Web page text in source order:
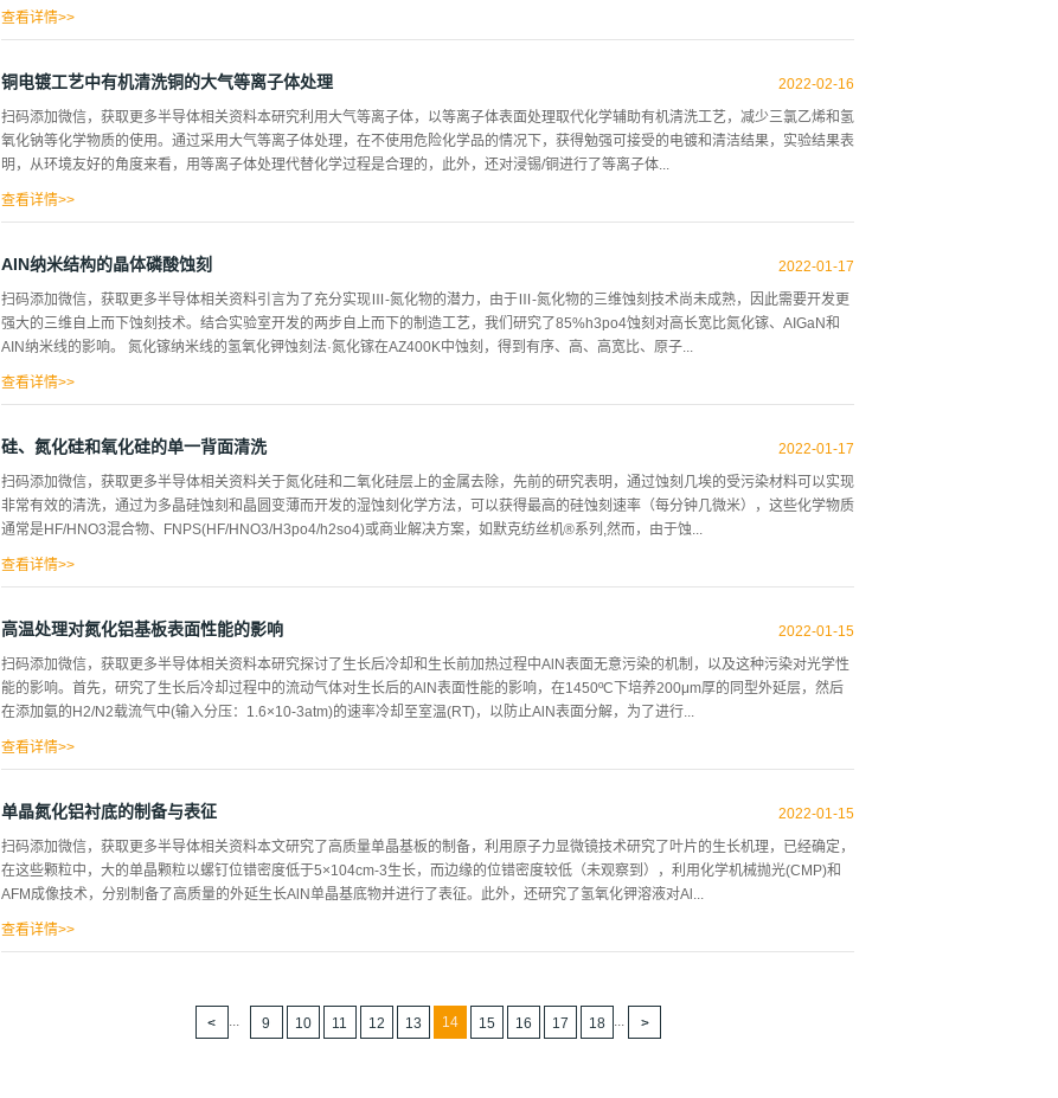
量的表面形状的粗糙度曲线计算的，用SEM观察蚀刻表面的形状，并用俄歇电子能谱分析...
处理是通过将晶圆与临时载体粘合，从而以与传统的较厚晶圆几乎相同的方式处理晶圆。然而，在一些应用中，由于产量、经济、工艺流
薄后）作为制造超薄晶圆的替代方法。它的另一个好处是，完全消除了导致其他技术可能留下的导致损伤或表面特征。湿蚀刻涉及液体和
固体基底之间的相互作用，它通常是最快、最经济的方法。当衬底两侧可能湿润时，浸泡是蚀刻和变薄是常见选择。如果衬底只能暴露在
一侧的蚀刻剂中，那么自旋或喷雾将成为合理的候选者，但每个都有其缺点，如径向和输运引起的不均匀性。根据特定的包装或设备要
求，改进的均匀性(就TTV而言)通常是一个重要的考虑因素；传统技术在保持在允许的TTV要求范围内可以去除...
查看详情>>
铜电镀工艺中有机清洗铜的大气等离子体处理
扫码添加微信，获取更多半导体相关资料本研究利用大气等离子体，以等离子体表面处理取代化学辅助有机清洗工艺，减少三氯乙烯和氢
氧化钠等化学物质的使用。通过采用大气等离子体处理，在不使用危险化学品的情况下，获得勉强可接受的电镀和清洁结果，实验结果表
明，从环境友好的角度来看，用等离子体处理代替化学过程是合理的，此外，还对浸锡/铜进行了等离子体...
大体积微电子封装制造环境，该系统由射频电源系统、气体输送系统和等离子体产生系统三部分组成，射频电源系统采用13.56兆赫射频
品，扫描电镜图像是通过常规化学清洗和等离子清洗从样品中获得的,将两个铜箔样品用水清洗，用化学试剂和等离子体有机清洗，用
H2SO4酸洗，并用硫酸铜4H20对清洗后的铜样品进行电镀。图1显示了电镀后的扫描电镜图像，但是不清楚哪种清洗方法优于另一种,似
乎图1(b)是等离子体清洁的样品，显示了局部形成的稍大的铜颗粒，但是图1(a)显示了更均匀的表面。通过扫描电镜图像观察清洁效果可
能会导致表面的近视，因此在以下实验中选择了更宽的观察视野。 图2化学清洗是通过将样品浸入化学物质...
2022-02-16
查看详情>>
AIN纳米结构的晶体磷酸蚀刻
扫码添加微信，获取更多半导体相关资料引言为了充分实现Ⅲ-氮化物的潜力，由于Ⅲ-氮化物的三维蚀刻技术尚未成熟，因此需要开发更
强大的三维自上而下蚀刻技术。结合实验室开发的两步自上而下的制造工艺，我们研究了85%h3po4蚀刻对高长宽比氮化镓、AIGaN和
AIN纳米线的影响。 氮化镓纳米线的氢氧化钾蚀刻法·氮化镓在AZ400K中蚀刻，得到有序、高、高宽比、原子...
梯模型 通过两步自上而下的过程进行蚀刻 ·晶片级掩蔽最初使用自组装的硅球单层·EBL允许使用具有不同横截面的高度控制的纳米结构
的、可量化的尺寸·氮化镓与14%AIGAN明显相似，65%AIGaN与AIN明显相似·这表明有不同的快速蚀刻平面暴露在较高的铝含量下 延长
氮化镓纳米线延长拉伸时间·800nm起始直径NW的临界蚀刻时间为55min·延长蚀刻时间导致破裂和过度蚀刻·HAADF-STEM表明，在过
度蚀刻过程中没有暴露的系统平面&#...
2022-01-17
查看详情>>
硅、氮化硅和氧化硅的单一背面清洗
扫码添加微信，获取更多半导体相关资料关于氮化硅和二氧化硅层上的金属去除，先前的研究表明，通过蚀刻几埃的受污染材料可以实现
非常有效的清洗，通过为多晶硅蚀刻和晶圆变薄而开发的湿蚀刻化学方法，可以获得最高的硅蚀刻速率（每分钟几微米），这些化学物质
通常是HF/HNO3混合物、FNPS(HF/HNO3/H3po4/h2so4)或商业解决方案，如默克纺丝机®系列,然而，由于蚀...
基质如何，都不能使用相同的配方,研究发现，直高频清洗对二氧化硅和氮化硅的铜去污非常有效,在工业环境中，通过仅蚀刻7A的氮化
渡金属，因为它不蚀刻硅或具有较低的氧化还原电位值,如果可以通过调整稀释度和化学比来控制Si和二氧化硅上的蚀刻速率，则不会蚀
刻氮化硅。在这项研究中，我们研究了一种解决方案，使我们能够通过改变混合物成分和温度来“调整”和控制硅、氮化硅和氧化硅的蚀刻
速率,我们选择了一种h2o：h2o2：h2so4：HF(dHF-SPM)混合物，因为它可以独立地控制3种感兴趣材料的蚀刻速率，而不会粗糙硅表
面,含dHF-SPM混合物的硅蚀刻...
2022-01-17
查看详情>>
高温处理对氮化铝基板表面性能的影响
扫码添加微信，获取更多半导体相关资料本研究探讨了生长后冷却和生长前加热过程中AlN表面无意污染的机制，以及这种污染对光学性
能的影响。首先，研究了生长后冷却过程中的流动气体对生长后的AlN表面性能的影响，在1450ºC下培养200μm厚的同型外延层，然后
在添加氨的H2/N2载流气中(输入分压：1.6×10-3atm)的速率冷却至室温(RT)，以防止AlN表面分解，为了进行...
HVPE生长的AlN层的表面污染，为此，如上所述，HVPE-AlN层在PVT-AlN衬底上生长，但衬底在没有氨供应的情况下冷却到RT，使AlN
AlN/HVPE-AlN“界面”。第三，利用由HVPE生长层制备的HVPE-AlN基底，研究了热处理气氛和温度的影响，基底在有和没有氨供应的载
气(输入分压氨：1.6×10-3atm)的温度下被加热至1350-1450ºCatm的温度，将底物在每个温度下保持1min，然后以5ºC/min的速率冷却到
室温。利用10Hz的脉冲ArF准分子激光器(λ=1...
2022-01-15
查看详情>>
单晶氮化铝衬底的制备与表征
扫码添加微信，获取更多半导体相关资料本文研究了高质量单晶基板的制备，利用原子力显微镜技术研究了叶片的生长机理，已经确定，
在这些颗粒中，大的单晶颗粒以螺钉位错密度低于5×104cm-3生长，而边缘的位错密度较低（未观察到），利用化学机械抛光(CMP)和
AFM成像技术，分别制备了高质量的外延生长AlN单晶基底物并进行了表征。此外，还研究了氢氧化钾溶液对Al...
中(见图1)，使用Slack和McNelly开发的升华-再凝结技术首次生产了直径高达10mm的AlN束，该技术显示晶体生长速率高达0.3mm/小时,
对生长小面的AFM成像揭示了关于AlN生长机制的有趣信息。如图2所示的晶体生长正面面的原子排列与六角形菱形晶c面正面的特征结构
2022-01-15
查看详情>>
... 9 10 11 12 13 14 15 16 17 18 ...